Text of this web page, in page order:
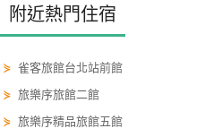
服
務
顧
客
附近熱門住宿
⋟雀客旅館台北站前館
⋟旅樂序旅館二館
⋟旅樂序精品旅館五館